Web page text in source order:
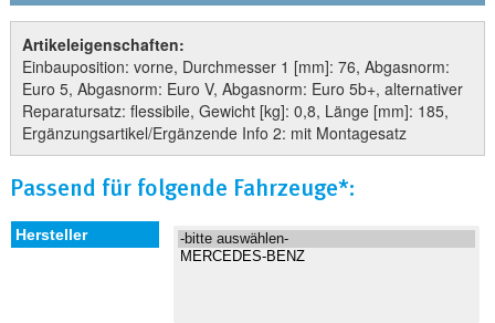
Artikeleigenschaften:
Einbauposition: vorne, Durchmesser 1 [mm]: 76, Abgasnorm:
Euro 5, Abgasnorm: Euro V, Abgasnorm: Euro 5b+, alternativer
Reparatursatz: flessibile, Gewicht [kg]: 0,8, Länge [mm]: 185,
Ergänzungsartikel/Ergänzende Info 2: mit Montagesatz
Passend für folgende Fahrzeuge*: